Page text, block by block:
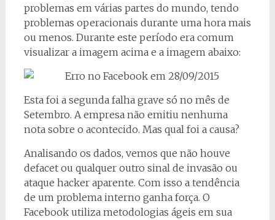
problemas em várias partes do mundo, tendo
problemas operacionais durante uma hora mais
ou menos. Durante este período era comum
visualizar a imagem acima e a imagem abaixo:
Esta foi a segunda falha grave só no mês de
Setembro. A empresa não emitiu nenhuma
nota sobre o acontecido. Mas qual foi a causa?
Analisando os dados, vemos que não houve
defacet ou qualquer outro sinal de invasão ou
ataque hacker aparente. Com isso a tendência
de um problema interno ganha força. O
Facebook utiliza metodologias ágeis em sua